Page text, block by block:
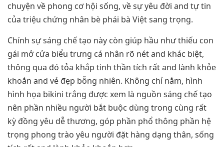
chuyện về phong cơ hội sống, về sự yêu đời and tự tin
của triệu chứng nhân bè phái bà Việt sang trọng.
Chính sự sáng chế tạo này còn giúp hầu như thiếu con
gái mở cửa biểu trưng cá nhân rõ nét and khác biệt,
thông qua đó tỏa khắp tinh thần tích rất and lành khỏe
khoắn and vẻ đẹp bỗng nhiên. Không chỉ nắm, hình
hình họa bikini trắng được xem là nguồn sáng chế tạo
nên phần nhiều người bắt buộc dùng trong cùng rất
kỳ đồng yêu dễ thương, góp phần phổ thông phần hệ
trọng phong trào yêu người đặt hàng dạng thân, sống